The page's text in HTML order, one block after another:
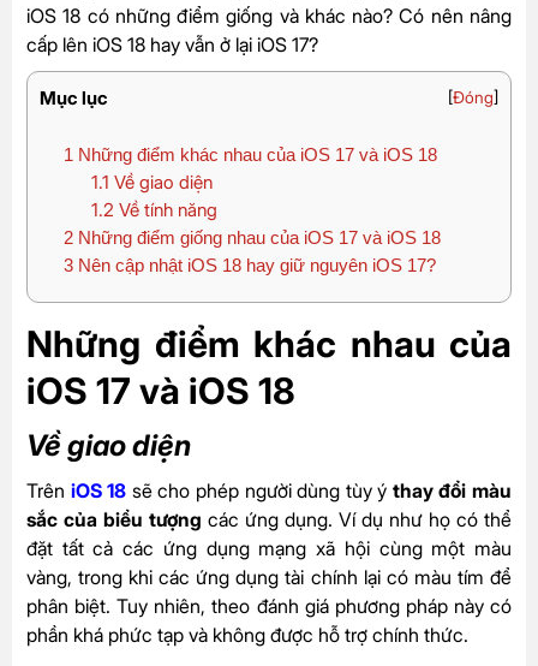
iOS 18 có những điểm giống và khác nào? Có nên nâng
cấp lên iOS 18 hay vẫn ở lại iOS 17?
Mục lục [Đóng]
1 Những điểm khác nhau của iOS 17 và iOS 18
1.1 Về giao diện
1.2 Về tính năng
2 Những điểm giống nhau của iOS 17 và iOS 18
3 Nên cập nhật iOS 18 hay giữ nguyên iOS 17?
Những điểm khác nhau của
iOS 17 và iOS 18
Về giao diện
Trên iOS 18 sẽ cho phép người dùng tùy ý thay đổi màu
sắc của biểu tượng các ứng dụng. Ví dụ như họ có thể
đặt tất cả các ứng dụng mạng xã hội cùng một màu
vàng, trong khi các ứng dụng tài chính lại có màu tím để
phân biệt. Tuy nhiên, theo đánh giá phương pháp này có
phần khá phức tạp và không được hỗ trợ chính thức.